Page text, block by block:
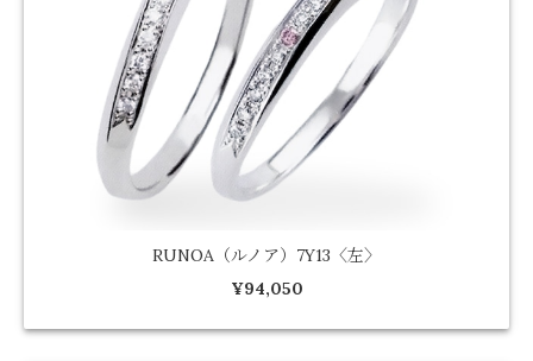
RUNOA（ルノア）7Y13〈左〉
¥94,050